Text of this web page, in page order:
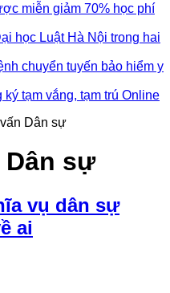
miễn giảm 70% học phí
học Luật Hà Nội trong hai
chuyển tuyến bảo hiểm y
tạm vắng, tạm trú Online
Dân sự
sự
vụ dân sự
ai